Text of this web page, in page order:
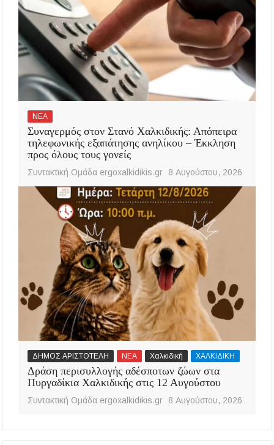
ΝΕΑ
Συναγερμός στον Στανό Χαλκιδικής: Απόπειρα
τηλεφωνικής εξαπάτησης ανηλίκου – Έκκληση
προς όλους τους γονείς
Συντακτική Ομάδα ergoxalkidikis.gr 8 Αυγούστου, 2026
ΔΗΜΟΣ ΑΡΙΣΤΟΤΕΛΗ ΝΕΑ Χαλκιδική ΧΑΛΚΙΔΙΚΗ
Δράση περισυλλογής αδέσποτων ζώων στα
Πυργαδίκια Χαλκιδικής στις 12 Αυγούστου
Συντακτική Ομάδα ergoxalkidikis.gr 8 Αυγούστου, 2026